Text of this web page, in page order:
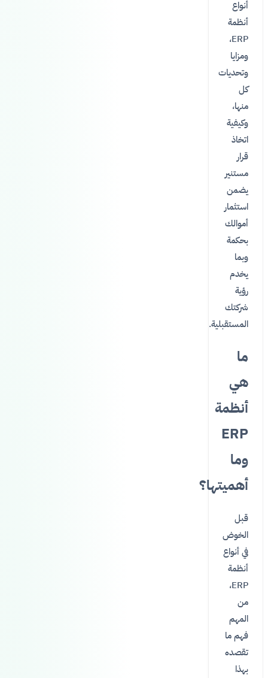
أنواع
أنظمة
ERP،
ومزايا
وتحديات
كل
منها،
وكيفية
اتخاذ
قرار
مستنير
يضمن
استثمار
أموالك
بحكمة
وبما
يخدم
رؤية
شركتك
المستقبلية.
ما
هي
أنظمة
ERP
وما
أهميتها؟
قبل
الخوض
في أنواع
أنظمة
ERP،
من
المهم
فهم ما
تقصده
بهذا